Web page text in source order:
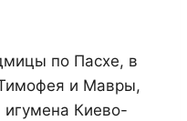
по Пасхе, в
и Мавры,
игумена Киево-